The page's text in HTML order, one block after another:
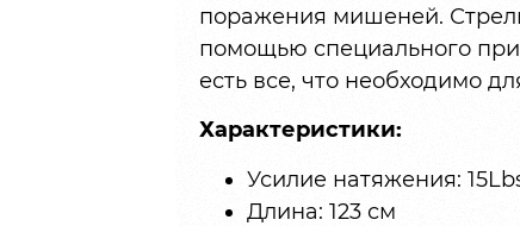
поражения мишеней.
помощью специального
есть все, что необходимо
Характеристики:
Усилие натяжения:
Длина: 123 см